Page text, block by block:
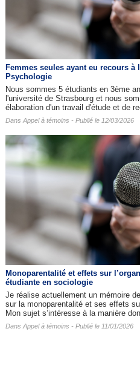
Femmes seules ayant eu recours
Psychologie
Nous sommes 5 étudiants en 3ème
l'université de Strasbourg et nous
élaboration d'un travail d'étude et de
Dans Appel à témoins - Publié le 12/03/2026
Monoparentalité et effets sur
étudiante en sociologie
Je réalise actuellement un mémoire
sur la monoparentalité et ses effets
Mon sujet s’intéresse à la manière
Dans Appel à témoins - Publié le 11/01/2026